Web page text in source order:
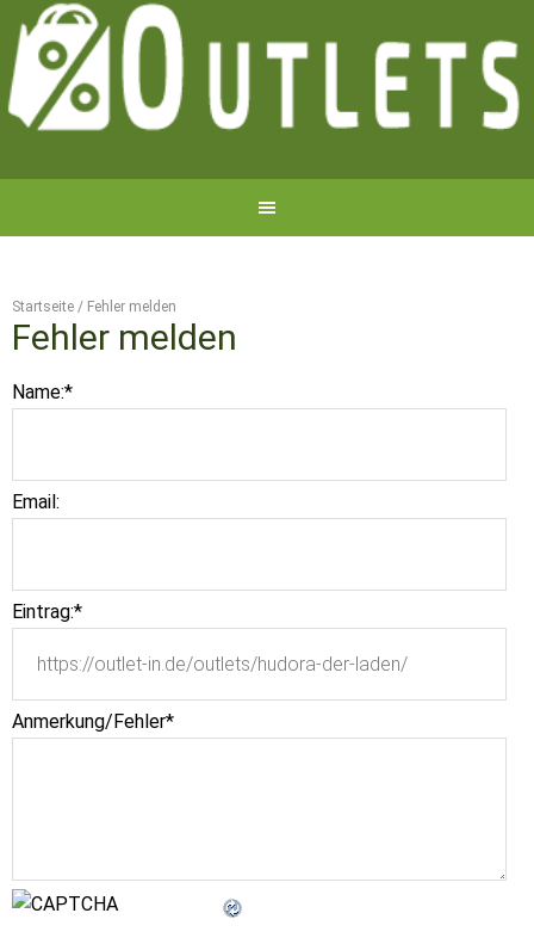
Startseite / Fehler melden
Fehler melden
Name:*
Email:
Eintrag:*
Anmerkung/Fehler*